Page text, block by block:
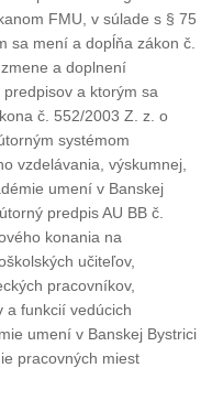
FMU, v súlade s § 75
sa mení a dopĺňa zákon č.
a doplnení
a ktorým sa
č. 552/2003 Z. z. o
systémom
vzdelávania, výskumnej,
umení v Banskej
predpis AU BB č.
konania na
učiteľov,
pracovníkov,
a funkcií vedúcich
umení v Banskej Bystrici
pracovných miest